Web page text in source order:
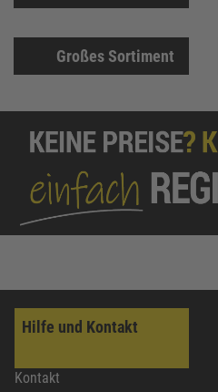
Großes Sortiment
Hilfe und Kontakt
Kontakt